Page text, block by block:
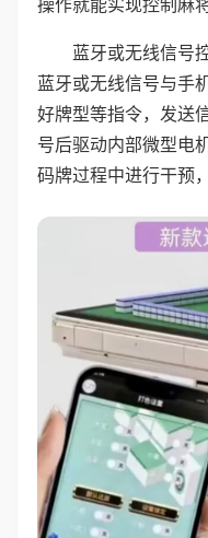
操作就能实现控制麻
蓝牙或无线信号
蓝牙或无线信号与手
好牌型等指令，发送
号后驱动内部微型电
码牌过程中进行干预